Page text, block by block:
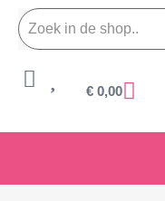
€ 0,00